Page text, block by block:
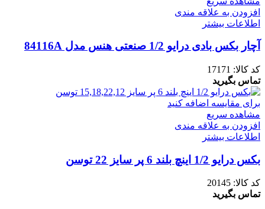
افزودن به علاقه مندی
اطلاعات بیشتر
آچار بکس بادی درایو 1/2 صنعتی هنس مدل 84116A
کد کالا: 17171
تماس بگیرید
برای مقایسه اضافه کنید
مشاهده سریع
افزودن به علاقه مندی
اطلاعات بیشتر
بکس درایو 1/2 اینچ بلند 6 پر سایز 22 توسن
کد کالا: 20145
تماس بگیرید